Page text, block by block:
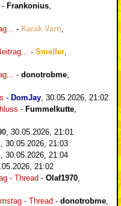
- Frankonius
- Karak Varn
- Smeller
- donotrobme
- DomJay 30.05.2026, 21:02
- Fummelkutte
30.05.2026, 21:01
30.05.2026, 21:03
30.05.2026, 21:04
21:02
- Thread - Olaf1970
- Thread - donotrobme